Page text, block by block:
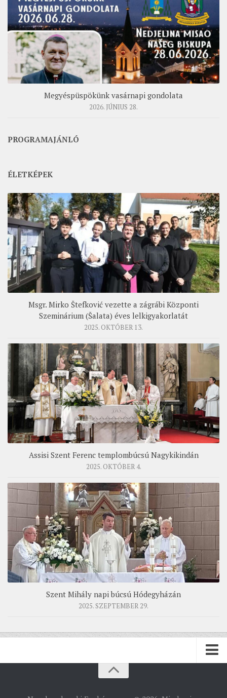
Megyéspüspökünk vasárnapi gondolata
2026. JÚNIUS 28.
PROGRAMAJÁNLÓ
ÉLETKÉPEK
Msgr. Mirko Štefković vezette a zágrábi Központi
Szeminárium (Šalata) éves lelkigyakorlatát
2025. OKTÓBER 13.
Assisi Szent Ferenc templombúcsú Nagykikindán
2025. OKTÓBER 4.
Szent Mihály napi búcsú Hódegyházán
2025. SZEPTEMBER 29.